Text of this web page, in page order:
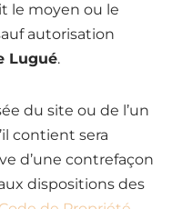
le moyen ou le
autorisation
Lugué.
du site ou de l’un
contient sera
d’une contrefaçon
dispositions des